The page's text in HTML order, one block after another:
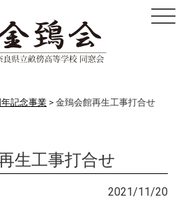
記念事業 金鵄会館再生工事打合せ
生工事打合せ
2021/11/20